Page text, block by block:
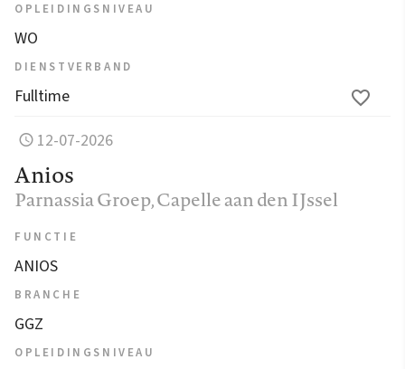
OPLEIDINGSNIVEAU
WO
DIENSTVERBAND
Fulltime
12-07-2026
Anios
Parnassia Groep, Capelle aan den IJssel
FUNCTIE
ANIOS
BRANCHE
GGZ
OPLEIDINGSNIVEAU